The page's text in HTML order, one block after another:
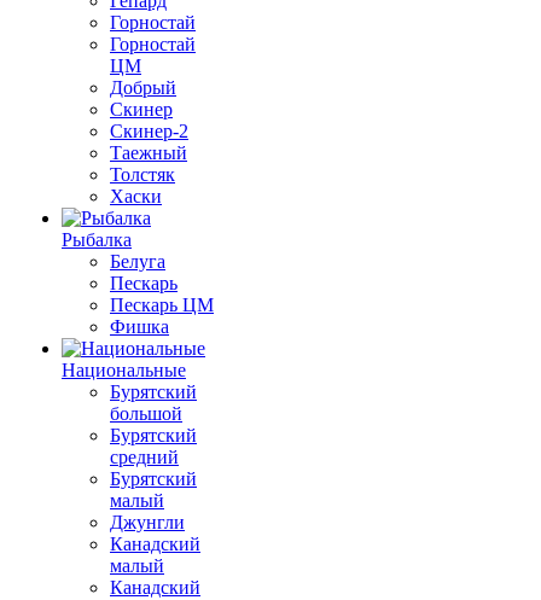
Горностай
Горностай
ЦМ
Добрый
Скинер
Скинер-2
Таежный
Толстяк
Хаски
Рыбалка
Белуга
Пескарь
Пескарь ЦМ
Фишка
Национальные
Бурятский
большой
Бурятский
средний
Бурятский
малый
Джунгли
Канадский
малый
Канадский